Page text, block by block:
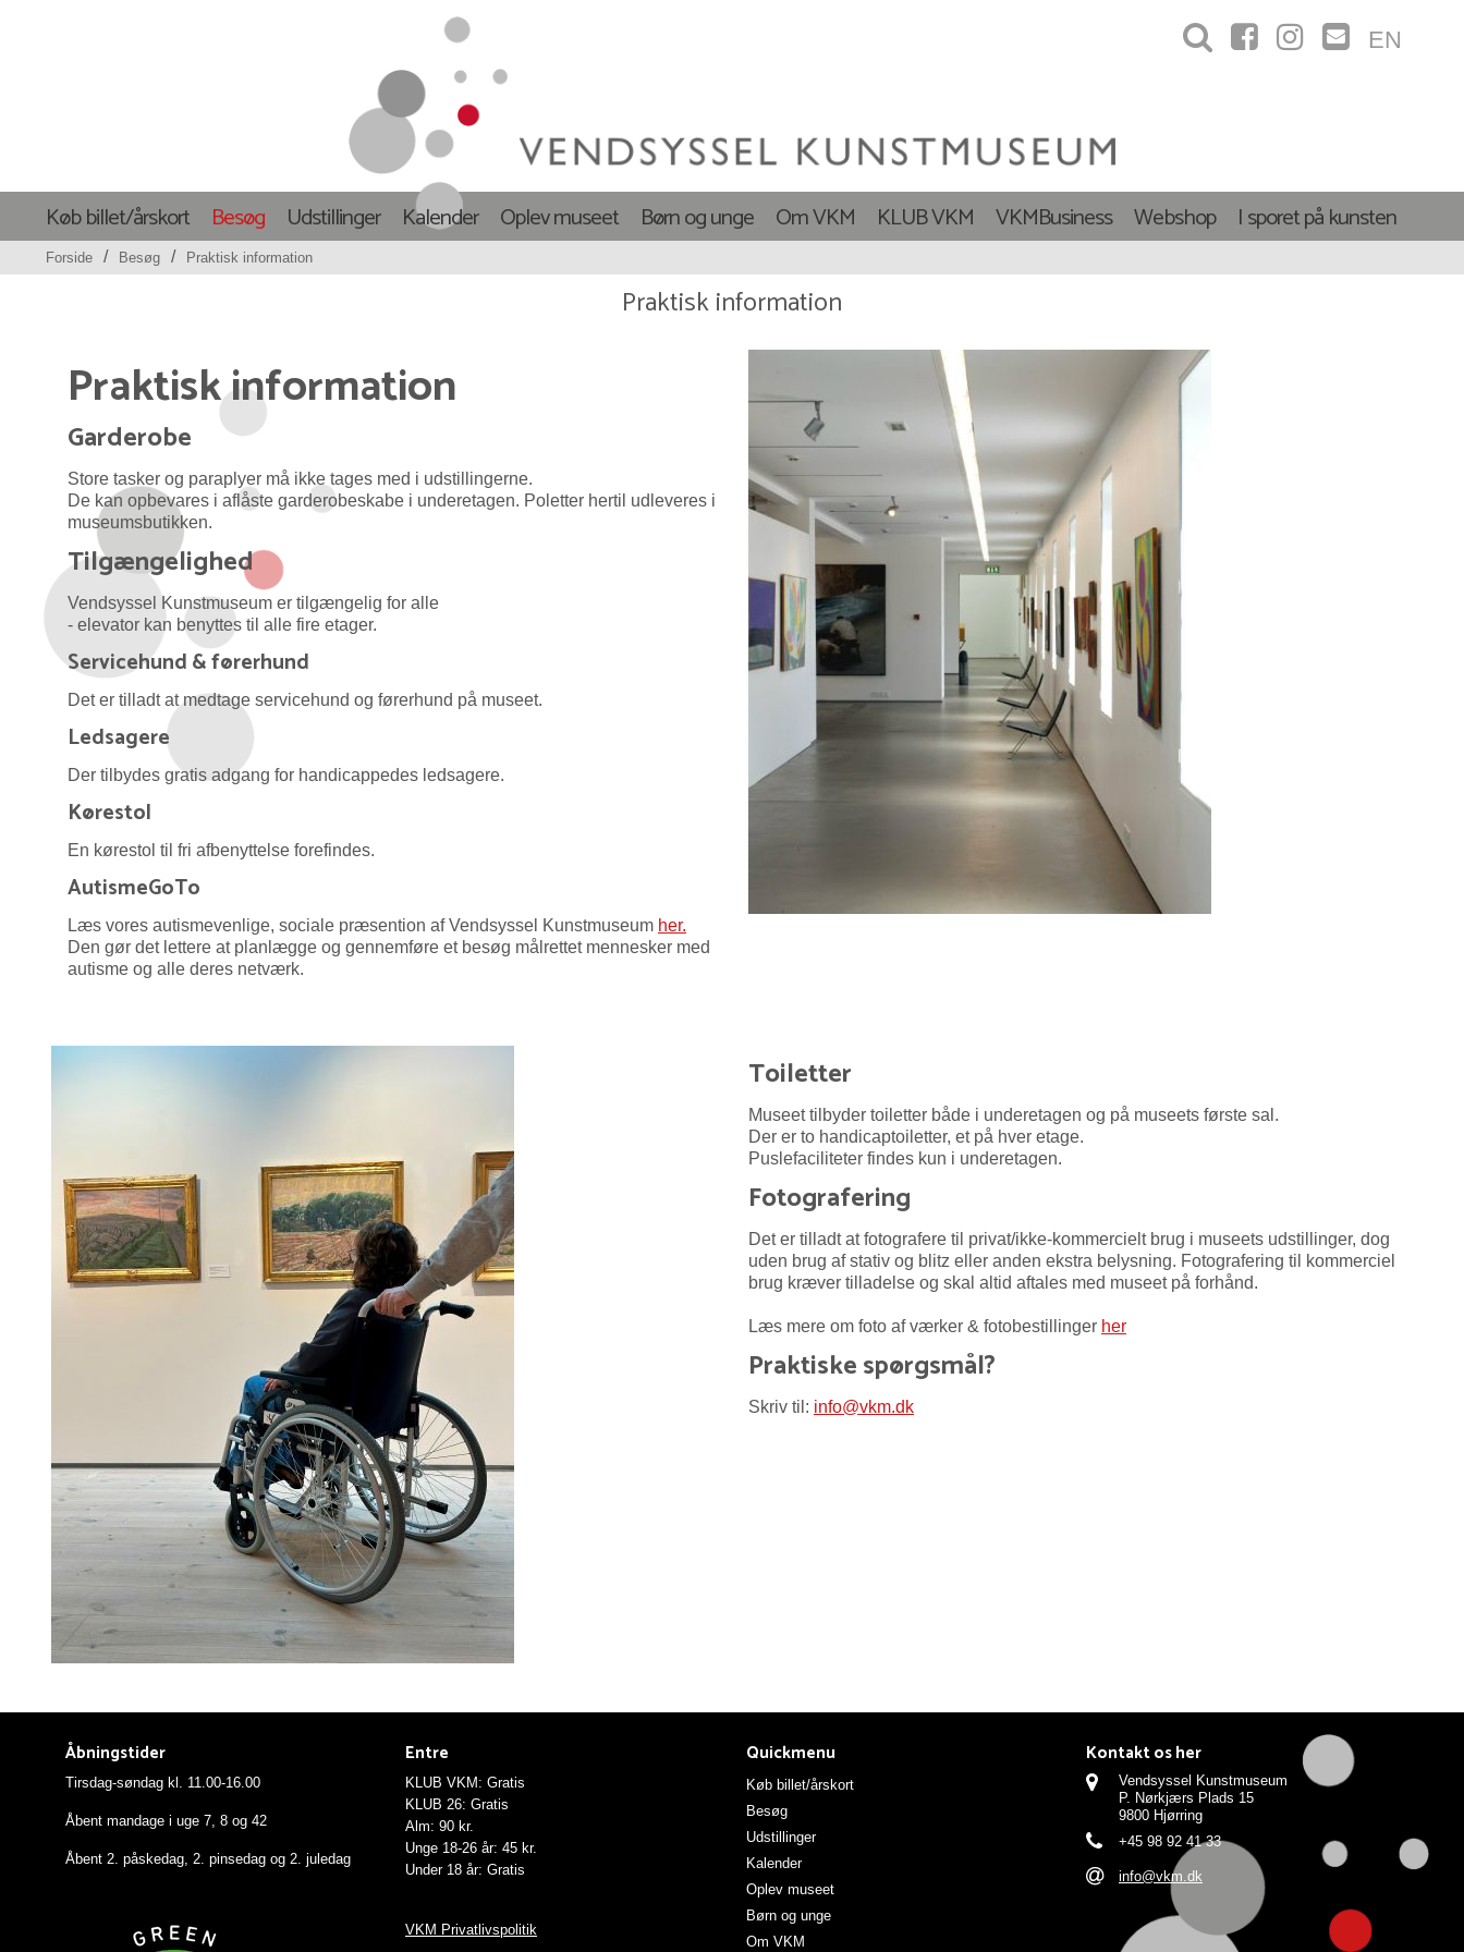
EN
Køb billet/årskort Besøg Udstillinger Kalender Oplev museet Børn og unge Om VKM KLUB VKM VKMBusiness Webshop I sporet på kunsten
Forside / Besøg / Praktisk information
Praktisk information
Praktisk information
Garderobe
Store tasker og paraplyer må ikke tages med i udstillingerne.
De kan opbevares i aflåste garderobeskabe i underetagen. Poletter hertil udleveres i
museumsbutikken.
Tilgængelighed
Vendsyssel Kunstmuseum er tilgængelig for alle
- elevator kan benyttes til alle fire etager.
Servicehund & førerhund
Det er tilladt at medtage servicehund og førerhund på museet.
Ledsagere
Der tilbydes gratis adgang for handicappedes ledsagere.
Kørestol
En kørestol til fri afbenyttelse forefindes.
AutismeGoTo
Læs vores autismevenlige, sociale præsention af Vendsyssel Kunstmuseum her.
Den gør det lettere at planlægge og gennemføre et besøg målrettet mennesker med
autisme og alle deres netværk.
Toiletter
Museet tilbyder toiletter både i underetagen og på museets første sal.
Der er to handicaptoiletter, et på hver etage.
Puslefaciliteter findes kun i underetagen.
Fotografering
Det er tilladt at fotografere til privat/ikke-kommercielt brug i museets udstillinger, dog
uden brug af stativ og blitz eller anden ekstra belysning. Fotografering til kommerciel
brug kræver tilladelse og skal altid aftales med museet på forhånd.
Læs mere om foto af værker & fotobestillinger her
Praktiske spørgsmål?
Skriv til: info@vkm.dk
Åbningstider
Tirsdag-søndag kl. 11.00-16.00
Åbent mandage i uge 7, 8 og 42
Åbent 2. påskedag, 2. pinsedag og 2. juledag
Entre
KLUB VKM: Gratis
KLUB 26: Gratis
Alm: 90 kr.
Unge 18-26 år: 45 kr.
Under 18 år: Gratis
VKM Privatlivspolitik
Quickmenu
Køb billet/årskort
Besøg
Udstillinger
Kalender
Oplev museet
Børn og unge
Om VKM
Kontakt os her
Vendsyssel Kunstmuseum
P. Nørkjærs Plads 15
9800 Hjørring
+45 98 92 41 33
info@vkm.dk